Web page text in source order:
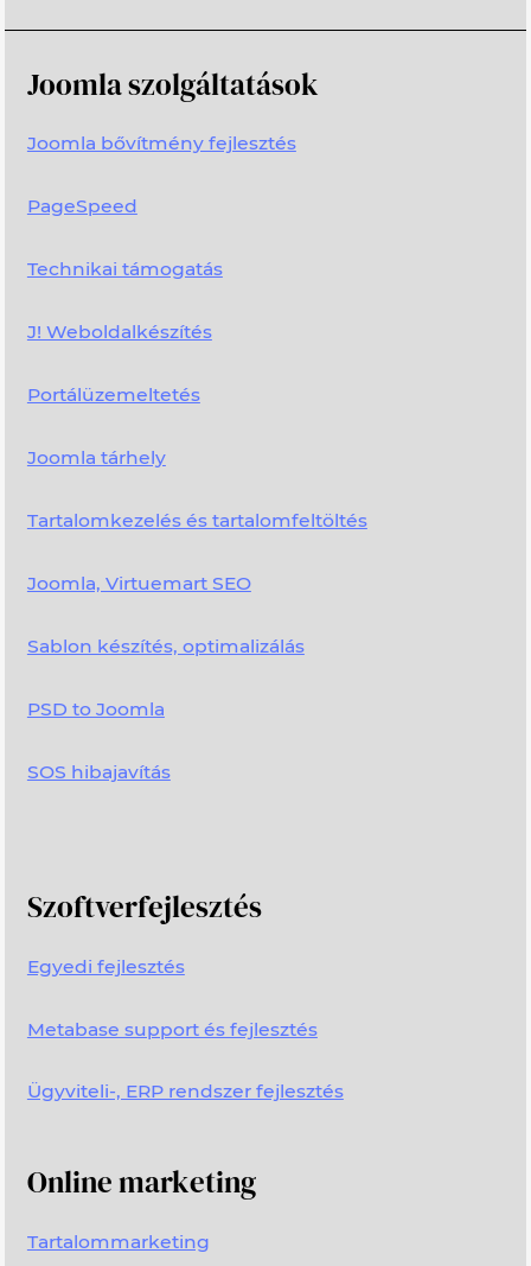
Joomla szolgáltatások
Joomla bővítmény fejlesztés
PageSpeed
Technikai támogatás
J! Weboldalkészítés
Portálüzemeltetés
Joomla tárhely
Tartalomkezelés és tartalomfeltöltés
Joomla, Virtuemart SEO
Sablon készítés, optimalizálás
PSD to Joomla
SOS hibajavítás
Szoftverfejlesztés
Egyedi fejlesztés
Metabase support és fejlesztés
Ügyviteli-, ERP rendszer fejlesztés
Online marketing
Tartalommarketing